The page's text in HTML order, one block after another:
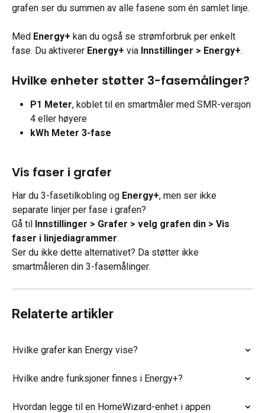
grafen ser du summen av alle fasene som én samlet linje.
Med Energy+ kan du også se strømforbruk per enkelt
fase. Du aktiverer Energy+ via Innstillinger > Energy+.
Hvilke enheter støtter 3-fasemålinger?
P1 Meter, koblet til en smartmåler med SMR-versjon
4 eller høyere
kWh Meter 3-fase
Vis faser i grafer
Har du 3-fasetilkobling og Energy+, men ser ikke
separate linjer per fase i grafen?
Gå til Innstillinger > Grafer > velg grafen din > Vis
faser i linjediagrammer.
Ser du ikke dette alternativet? Da støtter ikke
smartmåleren din 3-fasemålinger.
Relaterte artikler
Hvilke grafer kan Energy vise?
Hvilke andre funksjoner finnes i Energy+?
Hvordan legge til en HomeWizard-enhet i appen